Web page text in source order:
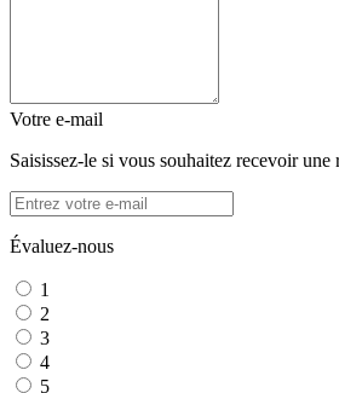
Votre e-mail
Saisissez-le si vous souhaitez recevoir une
Évaluez-nous
1
2
3
4
5